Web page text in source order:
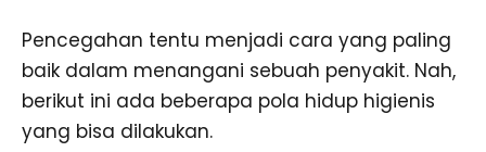
Pencegahan tentu menjadi cara yang paling
baik dalam menangani sebuah penyakit. Nah,
berikut ini ada beberapa pola hidup higienis
yang bisa dilakukan.